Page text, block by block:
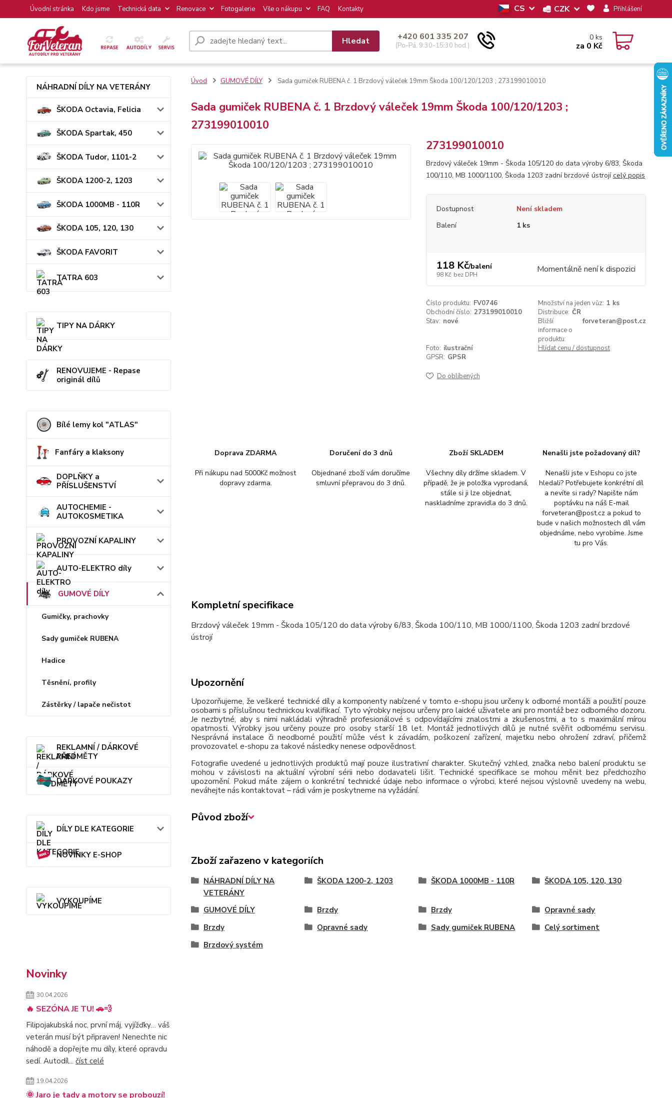
Úvodní stránka Kdo jsme Technická data Renovace Fotogalerie Vše o nákupu FAQ Kontakty CS CZK Přihlášení
Hledat +420 601 335 207
(Po-Pá, 9:30-15:30 hod.)
0 ks
za 0 Kč
NÁHRADNÍ DÍLY NA VETERÁNY
ŠKODA Octavia, Felicia
ŠKODA Spartak, 450
ŠKODA Tudor, 1101-2
ŠKODA 1200-2, 1203
ŠKODA 1000MB - 110R
ŠKODA 105, 120, 130
ŠKODA FAVORIT
TATRA 603
TIPY NA DÁRKY
RENOVUJEME - Repase
originál dílů
Bílé lemy kol "ATLAS"
Fanfáry a klaksony
DOPLŇKY a
PŘÍSLUŠENSTVÍ
AUTOCHEMIE -
AUTOKOSMETIKA
PROVOZNÍ KAPALINY
AUTO-ELEKTRO díly
GUMOVÉ DÍLY
Gumičky, prachovky
Sady gumiček RUBENA
Hadice
Těsnění, profily
Zástěrky / lapače nečistot
REKLAMNÍ / DÁRKOVÉ
PŘEDMĚTY
DÁRKOVÉ POUKAZY
DÍLY DLE KATEGORIE
NOVINKY E-SHOP
VYKOUPÍME
Novinky
30.04.2026
🔥 SEZÓNA JE TU! 🚗💨
Filipojakubská noc, první máj, vyjížďky… váš
veterán musí být připraven! Nenechte nic
náhodě a dopřejte mu díly, které opravdu
sedí. Autodíl... číst celé
19.04.2026
🌞 Jaro je tady a motory se probouzí!
Úvod GUMOVÉ DÍLY Sada gumiček RUBENA č. 1 Brzdový váleček 19mm Škoda 100/120/1203 ; 273199010010
Sada gumiček RUBENA č. 1 Brzdový váleček 19mm Škoda 100/120/1203 ;
273199010010
273199010010
Brzdový váleček 19mm - Škoda 105/120 do data výroby 6/83, Škoda
100/110, MB 1000/1100, Škoda 1203 zadní brzdové ústrojícelý popis
Dostupnost
Není skladem
Balení
1 ks
118 Kč/balení
98 Kč bez DPH Momentálně není k dispozici
Číslo produktu: FV0746 Množství na jeden vůz: 1 ks
Obchodní číslo: 273199010010 Distribuce: ČR
Stav: nové
Bližší
informace o
produktu:
forveteran@post.cz
Foto: ilustrační
Hlídat cenu / dostupnost
GPSR: GPSR
Do oblíbených
Doprava ZDARMA
Při nákupu nad 5000Kč možnost
dopravy zdarma.
Doručení do 3 dnů
Objednané zboží vám doručíme
smluvní přepravou do 3 dnů.
Zboží SKLADEM
Všechny díly držíme skladem. V
případě, že je položka vyprodaná,
stále si ji lze objednat,
naskladníme zpravidla do 3 dnů.
Nenašli jste požadovaný díl?
Nenašli jste v Eshopu co jste
hledali? Potřebujete konkrétní díl
a nevíte si rady? Napište nám
poptávku na náš E-mail
forveteran@post.cz a pokud to
bude v našich možnostech díl vám
objednáme, nebo vyrobíme. Jsme
tu pro Vás.
Kompletní specifikace
Brzdový váleček 19mm - Škoda 105/120 do data výroby 6/83, Škoda 100/110, MB 1000/1100, Škoda 1203 zadní brzdové
ústrojí
Upozornění
Upozorňujeme, že veškeré technické díly a komponenty nabízené v tomto e-shopu jsou určeny k odborné montáži a použití pouze
osobami s příslušnou technickou kvalifikací. Tyto výrobky nejsou určeny pro laické uživatele ani pro montáž bez odborného dozoru.
Je nezbytné, aby s nimi nakládali výhradně profesionálové s odpovídajícími znalostmi a zkušenostmi, a to s maximální mírou
opatrnosti. Výrobky jsou určeny pouze pro osoby starší 18 let. Montáž jednotlivých dílů je nutné svěřit odbornému servisu.
Nesprávná instalace či neodborné použití může vést k závadám, poškození zařízení, majetku nebo ohrožení zdraví, přičemž
provozovatel e-shopu za takové následky nenese odpovědnost.
Fotografie uvedené u jednotlivých produktů mají pouze ilustrativní charakter. Skutečný vzhled, značka nebo balení produktu se
mohou v závislosti na aktuální výrobní sérii nebo dodavateli lišit. Technické specifikace se mohou měnit bez předchozího
upozornění. Pokud máte zájem o konkrétní technické údaje nebo informace o výrobci, které nejsou výslovně uvedeny na webu,
neváhejte nás kontaktovat – rádi vám je poskytneme na vyžádání.
Původ zboží
Zboží zařazeno v kategoriích
NÁHRADNÍ DÍLY NA
VETERÁNY
ŠKODA 1200-2, 1203 ŠKODA 1000MB - 110R ŠKODA 105, 120, 130
GUMOVÉ DÍLY Brzdy Brzdy
Opravné sady
Brzdy
Opravné sady Sady gumiček RUBENA
Celý sortiment
Brzdový systém